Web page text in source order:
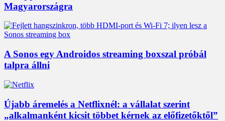
Magyarországra
A Sonos egy Androidos streaming boxszal próbál
talpra állni
Újabb áremelés a Netflixnél: a vállalat szerint
„alkalmanként kicsit többet kérnek az előfizetőktől”